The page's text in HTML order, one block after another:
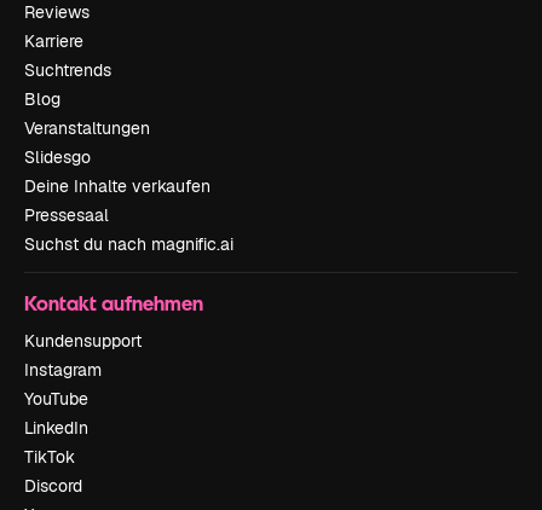
Reviews
Karriere
Suchtrends
Blog
Veranstaltungen
Slidesgo
Deine Inhalte verkaufen
Pressesaal
Suchst du nach magnific.ai
Kontakt aufnehmen
Kundensupport
Instagram
YouTube
LinkedIn
TikTok
Discord